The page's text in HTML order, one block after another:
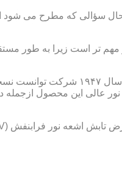
سؤالی که مطرح می شود
تر است زیرا به طور
در قدیم از عدسی شیشه ای استفاده می شد،اما شیشه بسیار سنگین بوده و
این محصول ازجمله